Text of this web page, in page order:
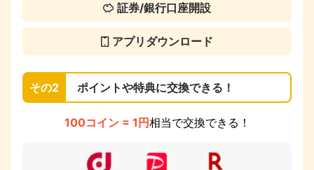
証券/銀行口座開設
アプリダウンロード
その2 ポイントや特典に交換できる！
100コイン = 1円相当で交換できる！